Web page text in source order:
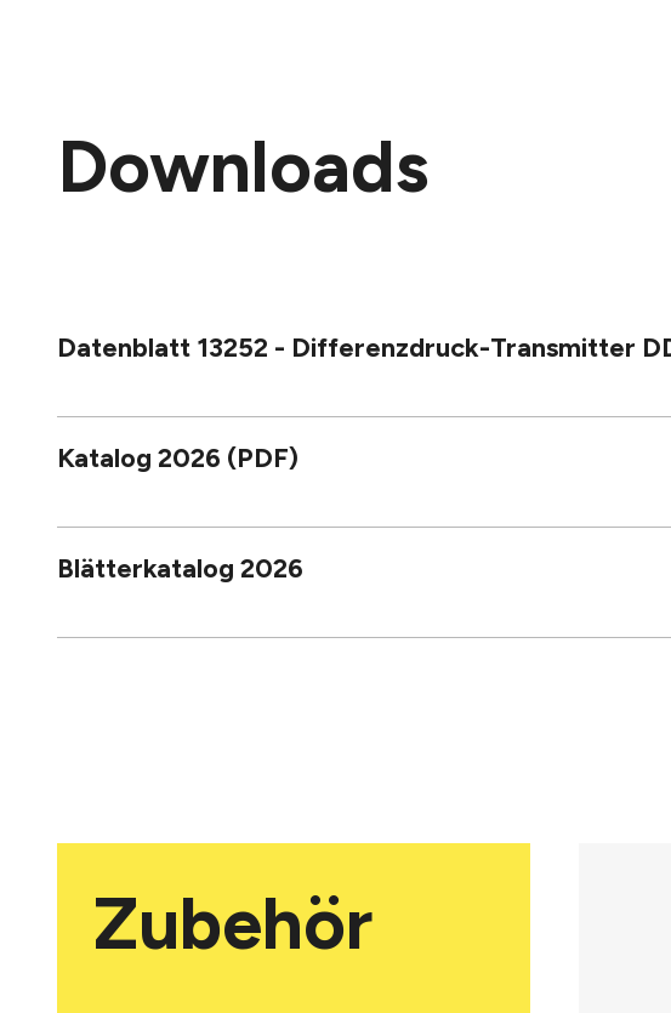
Downloads
Datenblatt 13252 - Differenzdruck-Transmitter
Katalog 2026 (PDF)
Blätterkatalog 2026